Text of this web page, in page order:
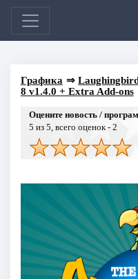
Графика ⇒
8 v1.4.0 + Extra Add-ons
Оцените новость /
5 из 5, всего оценок - 2